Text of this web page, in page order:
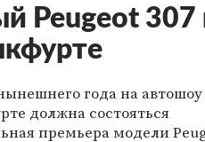
Peugeot 307
года на автошоу
должна состояться
премьера модели